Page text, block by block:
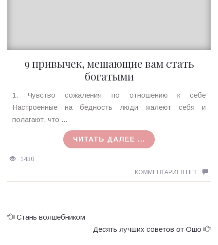
9 привычек, мешающие вам стать
богатыми
Ирина
MagicTantra
15.11.2017
1. Чувство сожаления по отношению к себе
Настроенные на бедность люди жалеют себя и
полагают, что ...
ЧИТАТЬ ДАЛЕЕ ...
1430
КОММЕНТАРИЕВ НЕТ
Стань волшебником
Десять лучших советов от Ошо